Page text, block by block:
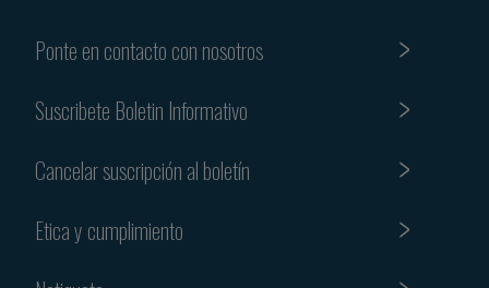
Ponte en contacto con nosotros
Suscribete Boletin Informativo
Cancelar suscripción al boletín
Etica y cumplimiento